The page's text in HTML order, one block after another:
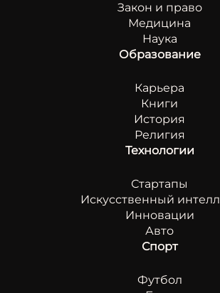
Закон и право
Медицина
Наука
Образование
Карьера
Книги
История
Религия
Технологии
Стартапы
Искусственный
Инновации
Авто
Спорт
Футбол